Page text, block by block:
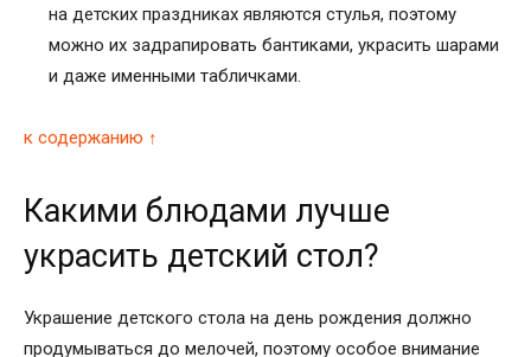
на детских праздниках являются стулья, поэтому
можно их задрапировать бантиками, украсить шарами
и даже именными табличками.
к содержанию ↑
Какими блюдами лучше
украсить детский стол?
Украшение детского стола на день рождения должно
продумываться до мелочей, поэтому особое внимание